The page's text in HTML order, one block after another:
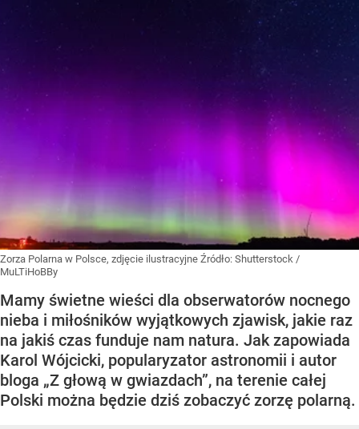
Zorza Polarna w Polsce, zdjęcie ilustracyjne Źródło: Shutterstock /
MuLTiHoBBy
Mamy świetne wieści dla obserwatorów nocnego
nieba i miłośników wyjątkowych zjawisk, jakie raz
na jakiś czas funduje nam natura. Jak zapowiada
Karol Wójcicki, popularyzator astronomii i autor
bloga „Z głową w gwiazdach”, na terenie całej
Polski można będzie dziś zobaczyć zorzę polarną.